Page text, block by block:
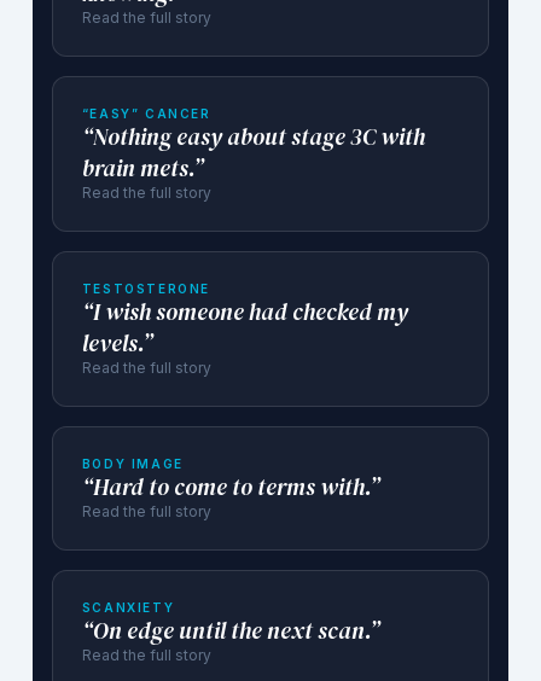
Read the full story
“EASY” CANCER
“Nothing easy about stage 3C with
brain mets.”
Read the full story
TESTOSTERONE
“I wish someone had checked my
levels.”
Read the full story
BODY IMAGE
“Hard to come to terms with.”
Read the full story
SCANXIETY
“On edge until the next scan.”
Read the full story